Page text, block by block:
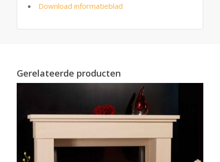
Download informatieblad
Gerelateerde producten